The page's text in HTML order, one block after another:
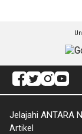
Jelajahi ANTARA
Artikel